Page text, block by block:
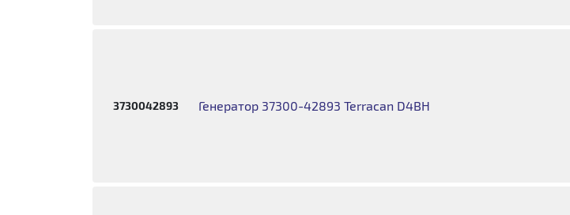
3730042893 Генератор 37300-42893 Terracan D4BH